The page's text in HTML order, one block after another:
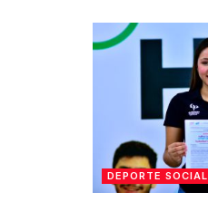
DEPORTE SOCIAL